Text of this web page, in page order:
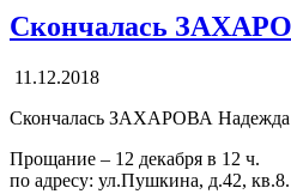
Скончалась
11.12.2018
Скончалась ЗАХАРОВА Надежда
Прощание – 12 декабря в 12 ч.
по адресу: ул.Пушкина, д.42, кв.8.